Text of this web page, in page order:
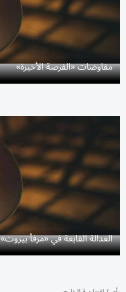
مفاوضات «الفرصة الأخيرة»
العدالة القابعة في «مرفأ بيروت»